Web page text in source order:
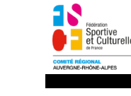
Aller
au
contenu
principal